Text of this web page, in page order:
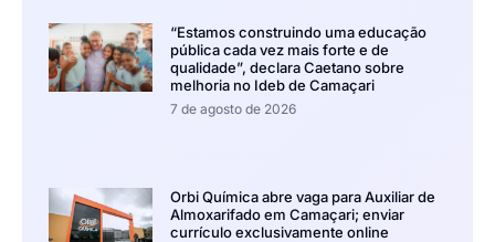
“Estamos construindo uma educação
pública cada vez mais forte e de
qualidade”, declara Caetano sobre
melhoria no Ideb de Camaçari
7 de agosto de 2026
Orbi Química abre vaga para Auxiliar de
Almoxarifado em Camaçari; enviar
currículo exclusivamente online